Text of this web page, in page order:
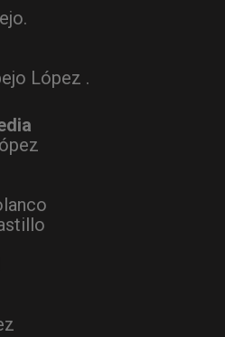
López .